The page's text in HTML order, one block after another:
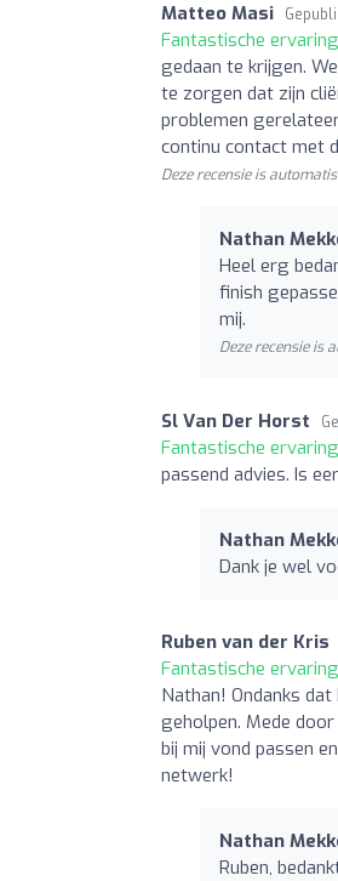
Matteo Masi
Fantastische
gedaan te krijgen.
te zorgen dat zijn
problemen
continu contact met
Deze recensie is
Nathan
Heel erg
finish
mij.
Deze recensie is
Sl Van Der Horst
Fantastische
passend advies. Is
Nathan
Dank je wel
Ruben van der Kris
Fantastische
Nathan! Ondanks
geholpen. Mede
bij mij vond passen
netwerk!
Nathan
Ruben,